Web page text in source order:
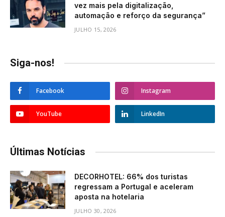
vez mais pela digitalização,
automação e reforço da segurança”
JULHO 15, 2026
Siga-nos!
Facebook Instagram
YouTube LinkedIn
Últimas Notícias
DECORHOTEL: 66% dos turistas
regressam a Portugal e aceleram
aposta na hotelaria
JULHO 30, 2026